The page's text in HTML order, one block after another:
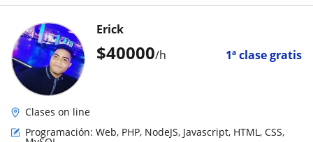
$40000/h 1ª clase gratis
Erick
Clases on line
Programación: Web, PHP, NodeJS, Javascript, HTML, CSS,